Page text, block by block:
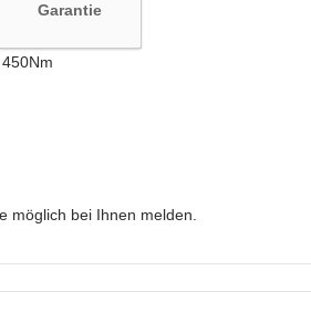
Garantie
möglich bei Ihnen melden.